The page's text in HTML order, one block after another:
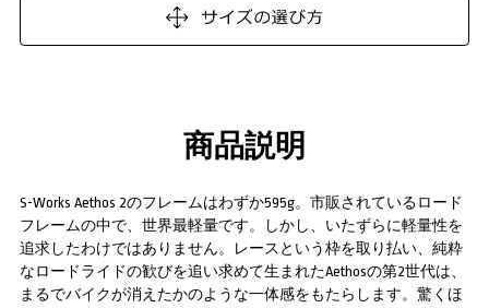
商品説明
S-Works Aethos 2のフレームはわずか595g。市販されているロード
フレームの中で、世界最軽量です。しかし、いたずらに軽量性を
追求したわけではありません。レースという枠を取り払い、純粋
なロードライドの歓びを追い求めて生まれたAethosの第2世代は、
まるでバイクが消えたかのような一体感をもたらします。驚くほ